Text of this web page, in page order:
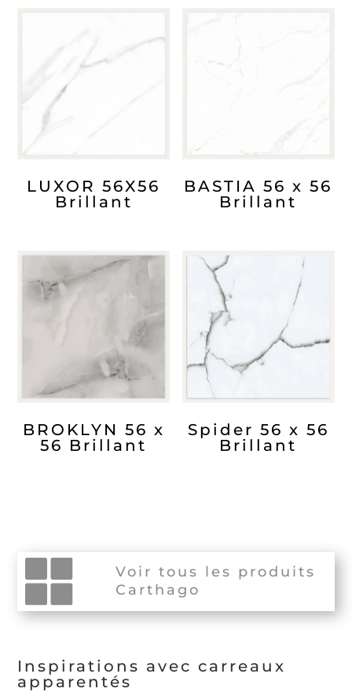
LUXOR 56X56
Brillant
BASTIA 56 x 56
Brillant
BROKLYN 56 x
56 Brillant
Spider 56 x 56
Brillant
Voir tous les produits
Carthago
Inspirations avec carreaux
apparentés